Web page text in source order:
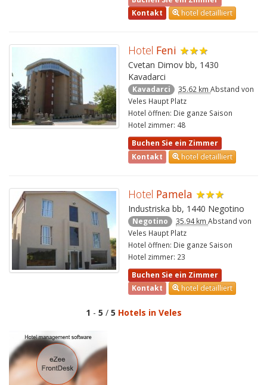
Kontakt
hotel detailliert
Hotel Feni ★★★
Cvetan Dimov bb, 1430
Kavadarci
Kavadarci 35.62 km Abstand von
Veles Haupt Platz
Hotel öffnen: Die ganze Saison
Hotel zimmer: 48
Buchen Sie ein Zimmer
Kontakt
hotel detailliert
Hotel Pamela ★★★
Industriska bb, 1440 Negotino
Negotino 35.94 km Abstand von
Veles Haupt Platz
Hotel öffnen: Die ganze Saison
Hotel zimmer: 23
Buchen Sie ein Zimmer
Kontakt
hotel detailliert
1 - 5 / 5 Hotels in Veles